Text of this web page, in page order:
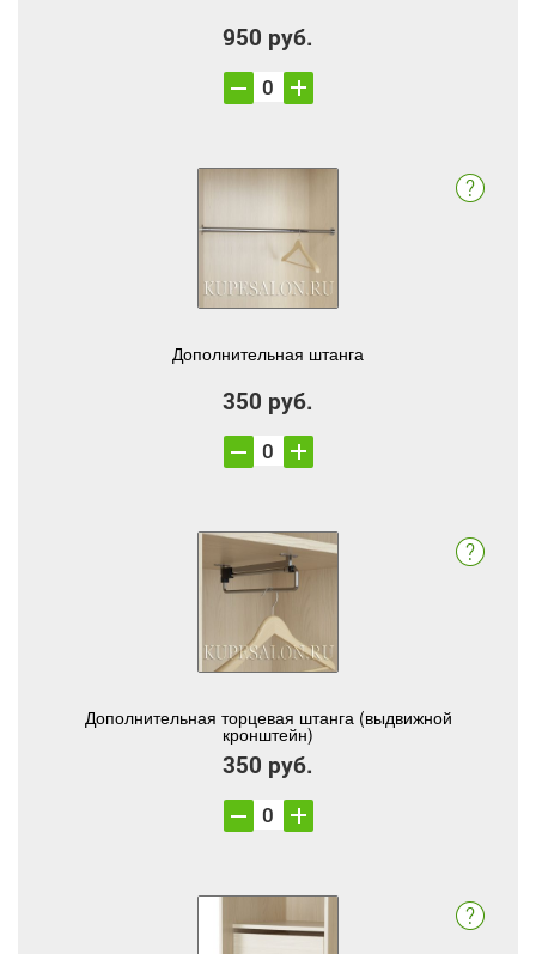
950 руб.
Дополнительная штанга
350 руб.
Дополнительная торцевая штанга (выдвижной
кронштейн)
350 руб.